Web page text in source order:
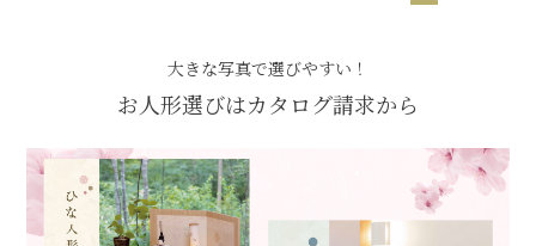
大きな写真で選びやすい！
お人形選びはカタログ請求から